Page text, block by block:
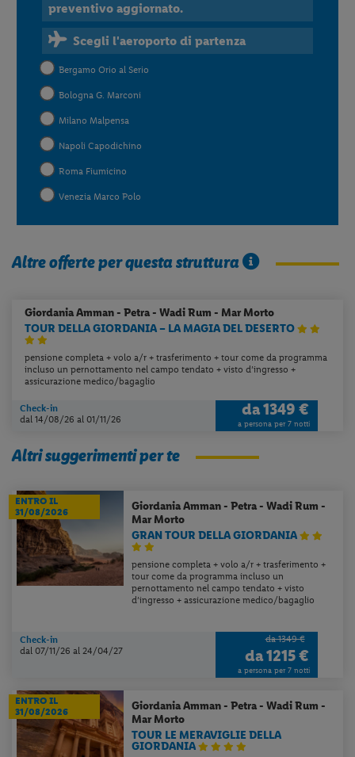
preventivo aggiornato.
Scegli l'aeroporto di partenza
Bergamo Orio al Serio
Bologna G. Marconi
Milano Malpensa
Napoli Capodichino
Roma Fiumicino
Venezia Marco Polo
Altre offerte per questa struttura
GiordaniaAmman - Petra - Wadi Rum - Mar Morto
TOUR DELLA GIORDANIA – LA MAGIA DEL DESERTO
pensione completa + volo a/r + trasferimento + tour come da programma
incluso un pernottamento nel campo tendato + visto d’ingresso +
assicurazione medico/bagaglio
Check-in
dal 14/08/26al 01/11/26
da1349 €
a persona per 7 notti
Altri suggerimenti per te
GiordaniaAmman - Petra - Wadi Rum -
Mar Morto
GRAN TOUR DELLA GIORDANIA
pensione completa + volo a/r + trasferimento +
tour come da programma incluso un
pernottamento nel campo tendato + visto
d’ingresso + assicurazione medico/bagaglio
ENTRO IL
31/08/2026
Check-in
dal 07/11/26al 24/04/27
da 1349 €
da1215 €
a persona per 7 notti
GiordaniaAmman - Petra - Wadi Rum -
Mar Morto
TOUR LE MERAVIGLIE DELLA
GIORDANIA
ENTRO IL
31/08/2026